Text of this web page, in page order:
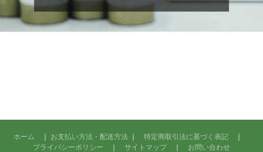
ホーム ｜ お支払い方法・配送方法 ｜ 特定商取引法に基づく表記 ｜
プライバシーポリシー ｜ サイトマップ ｜ お問い合わせ